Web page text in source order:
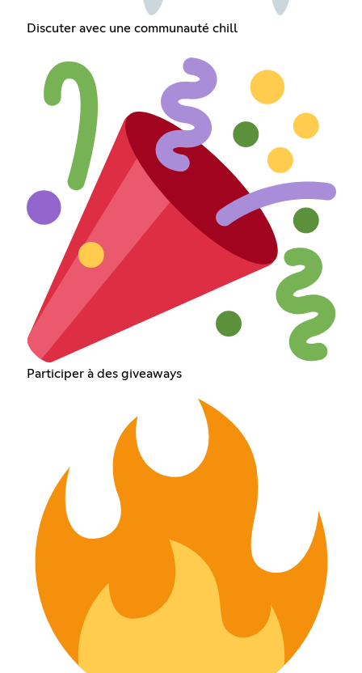
Discuter avec une communauté chill
Participer à des giveaways